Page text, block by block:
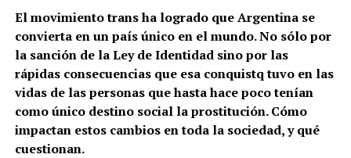
El movimiento trans ha logrado que Argentina se
convierta en un país único en el mundo. No sólo por
la sanción de la Ley de Identidad sino por las
rápidas consecuencias que esa conquistq tuvo en las
vidas de las personas que hasta hace poco tenían
como único destino social la prostitución. Cómo
impactan estos cambios en toda la sociedad, y qué
cuestionan.